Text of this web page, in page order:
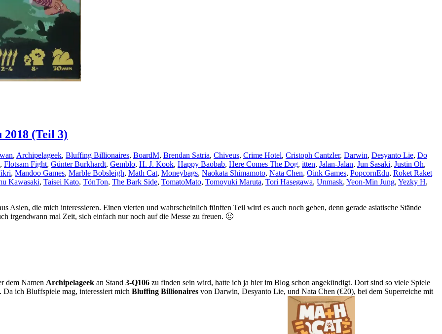
2018 (Teil 3)
, Archipelageek, Bluffing Billionaires, BoardM, Brendan Satria, Chiveus, Crime Hotel, Cristoph Cantzler, Darwin, Desyanto Lie, Do
, Flotsam Fight, Günter Burkhardt, Gemblo, H. J. Kook, Happy Baobab, Here Comes The Dog, itten, Jalan-Jalan, Jun Sasaki, Justin Oh,
, Mandoo Games, Marble Bobsleigh, Math Cat, Moneybags, Naokata Shimamoto, Nata Chen, Oink Games, PopcornEdu, Roket Raket
Kawasaki, Taisei Kato, TönTon, The Bark Side, TomatoMato, Tomoyuki Maruta, Tori Hasegawa, Unmask, Yeon-Min Jung, Yezky H,
Asien, die mich interessieren. Einen vierten und wahrscheinlich fünften Teil wird es auch noch geben, denn gerade asiatische Stände
irgendwann mal Zeit, sich einfach nur noch auf die Messe zu freuen. 🙂
dem Namen Archipelageek an Stand 3-Q106 zu finden sein wird, hatte ich ja hier im Blog schon angekündigt. Dort sind so viele Spiele
ich Bluffspiele mag, interessiert mich Bluffing Billionaires von Darwin, Desyanto Lie, und Nata Chen (€20), bei dem Superreiche mit